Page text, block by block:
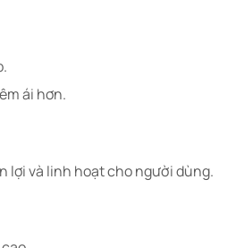
ái hơn.​
lợi và linh hoạt cho người dùng.​